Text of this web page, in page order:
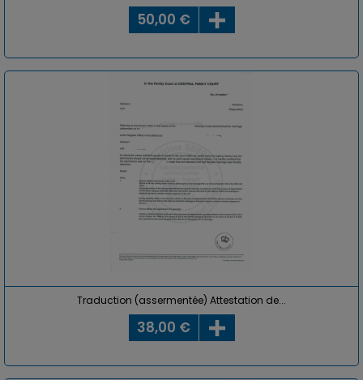
50,00 €
Traduction (assermentée) Attestation de...
38,00 €